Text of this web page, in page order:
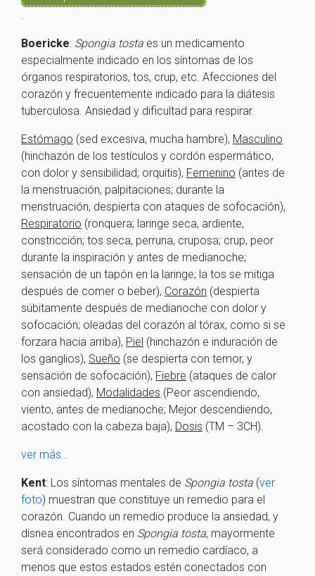
.
Boericke: Spongia tosta es un medicamento
especialmente indicado en los síntomas de los
órganos respiratorios, tos, crup, etc. Afecciones del
corazón y frecuentemente indicado para la diátesis
tuberculosa. Ansiedad y dificultad para respirar.
Estómago (sed excesiva, mucha hambre), Masculino
(hinchazón de los testículos y cordón espermático,
con dolor y sensibilidad; orquitis), Femenino (antes de
la menstruación, palpitaciones; durante la
menstruación, despierta con ataques de sofocación),
Respiratorio (ronquera; laringe seca, ardiente,
constricción; tos seca, perruna, cruposa; crup, peor
durante la inspiración y antes de medianoche;
sensación de un tapón en la laringe; la tos se mitiga
después de comer o beber), Corazón (despierta
súbitamente después de medianoche con dolor y
sofocación; oleadas del corazón al tórax, como si se
forzara hacia arriba), Piel (hinchazón e induración de
los ganglios), Sueño (se despierta con temor, y
sensación de sofocación), Fiebre (ataques de calor
con ansiedad), Modalidades (Peor ascendiendo,
viento, antes de medianoche; Mejor descendiendo,
acostado con la cabeza baja), Dosis (TM – 3CH).
ver más…
Kent: Los síntomas mentales de Spongia tosta (ver
foto) muestran que constituye un remedio para el
corazón. Cuando un remedio produce la ansiedad, y
disnea encontrados en Spongia tosta, mayormente
será considerado como un remedio cardíaco, a
menos que estos estados estén conectados con